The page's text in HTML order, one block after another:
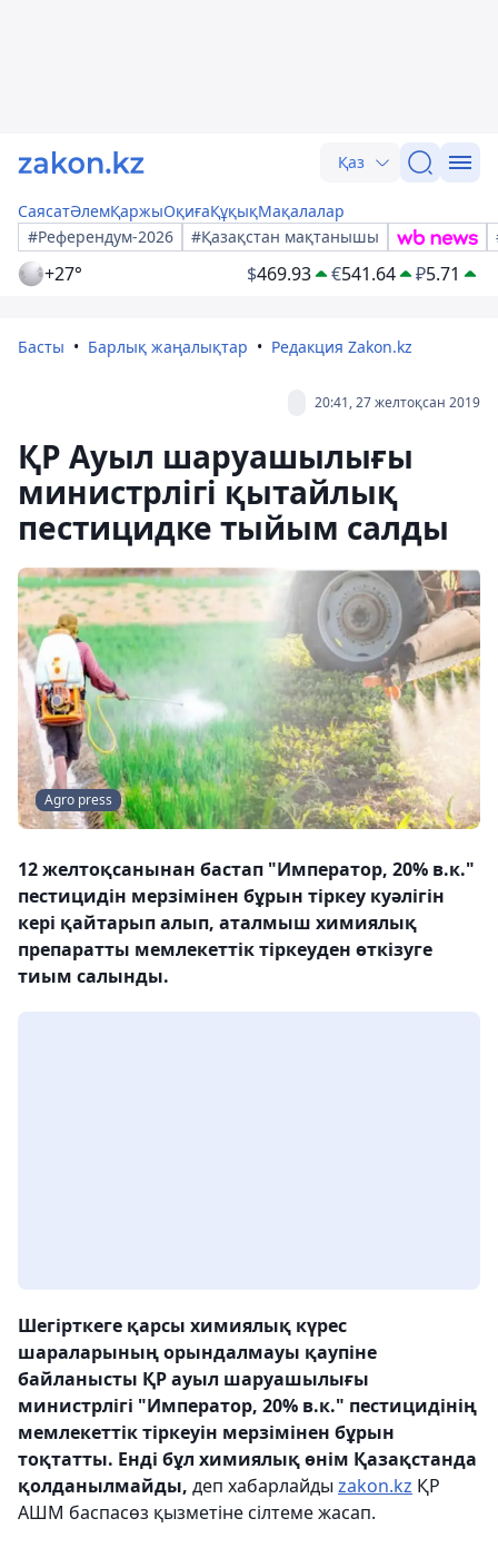
Қаз
СаясатӘлемҚаржыОқиғаҚұқықМақалалар
#Референдум-2026
#Қазақстан мақтанышы
+27° $469.93 €541.64 ₽5.71
Басты Барлық жаңалықтар Редакция Zakon.kz
20:41, 27 желтоқсан 2019
ҚР Ауыл шаруашылығы
министрлігі қытайлық
пестицидке тыйым салды
Agro press
12 желтоқсанынан бастап "Император, 20% в.к."
пестицидін мерзімінен бұрын тіркеу куәлігін
кері қайтарып алып, аталмыш химиялық
препаратты мемлекеттік тіркеуден өткізуге
тиым салынды.
Шегірткеге қарсы химиялық күрес
шараларының орындалмауы қаупіне
байланысты ҚР ауыл шаруашылығы
министрлігі "Император, 20% в.к." пестицидінің
мемлекеттік тіркеуін мерзімінен бұрын
тоқтатты. Енді бұл химиялық өнім Қазақстанда
қолданылмайды, деп хабарлайды zakon.kz ҚР
АШМ баспасөз қызметіне сілтеме жасап.